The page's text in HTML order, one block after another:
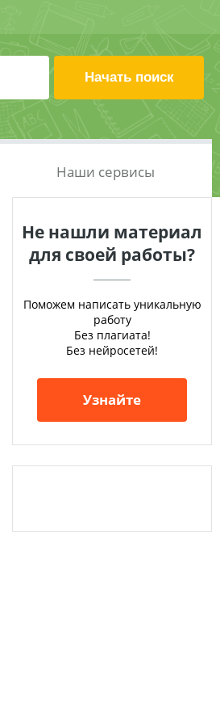
Наши сервисы
Не нашли материал
для своей работы?
Поможем написать уникальную
работу
Без плагиата!
Без нейросетей!
Узнайте